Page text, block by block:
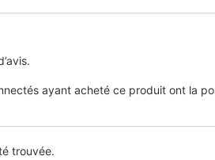
ayant acheté ce produit ont la
trouvée.